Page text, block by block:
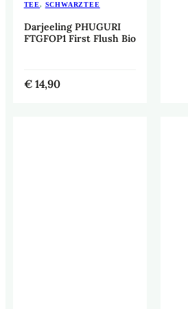
TEE, SCHWARZTEE
Darjeeling PHUGURI
FTGFOP1 First Flush Bio
€ 14,90